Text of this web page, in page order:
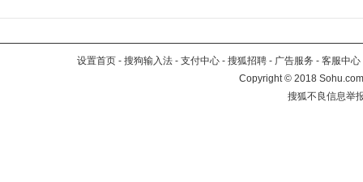
设置首页 - 搜狗输入法 - 支付中心 - 搜狐招聘 - 广告服务 - 客服中心
Copyright©2018
搜狐不良信息举